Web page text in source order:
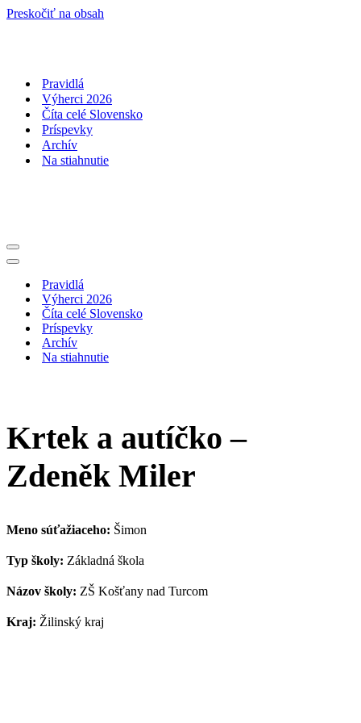
Preskočiť na obsah
Pravidlá
Výherci 2026
Číta celé Slovensko
Príspevky
Archív
Na stiahnutie
Menu
navigácie
Menu
navigáciePravidlá
Výherci 2026
Číta celé Slovensko
Príspevky
Archív
Na stiahnutie
Krtek a autíčko –
Zdeněk Miler
Meno súťažiaceho: Šimon
Typ školy: Základná škola
Názov školy: ZŠ Košťany nad Turcom
Kraj: Žilinský kraj